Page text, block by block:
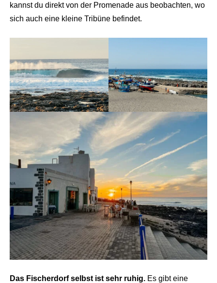
kannst du direkt von der Promenade aus beobachten, wo
sich auch eine kleine Tribüne befindet.
Das Fischerdorf selbst ist sehr ruhig. Es gibt eine